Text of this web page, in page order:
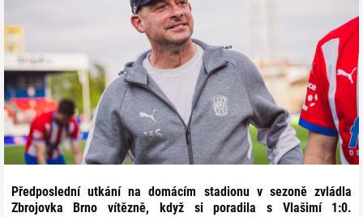
Předposlední utkání na domácím stadionu v sezoně zvládla
Zbrojovka Brno vítězně, když si poradila s Vlašimí 1:0.